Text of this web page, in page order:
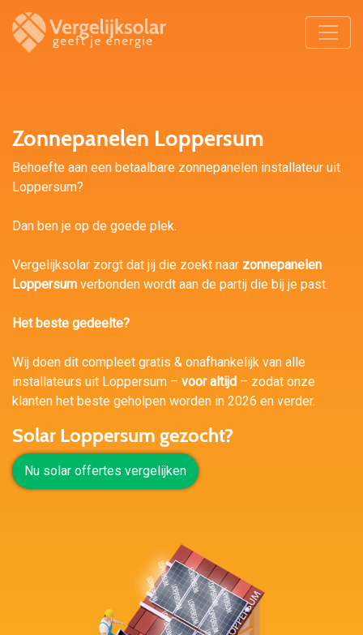
Zonnepanelen Loppersum
Behoefte aan een betaalbare zonnepanelen installateur uit
Loppersum?
Dan ben je op de goede plek.
Vergelijksolar zorgt dat jij die zoekt naar zonnepanelen
Loppersum verbonden wordt aan de partij die bij je past.
Het beste gedeelte?
Wij doen dit compleet gratis & onafhankelijk van alle
installateurs uit Loppersum – voor altijd – zodat onze
klanten het beste geholpen worden in 2026 en verder.
Solar Loppersum gezocht?
Nu solar offertes vergelijken